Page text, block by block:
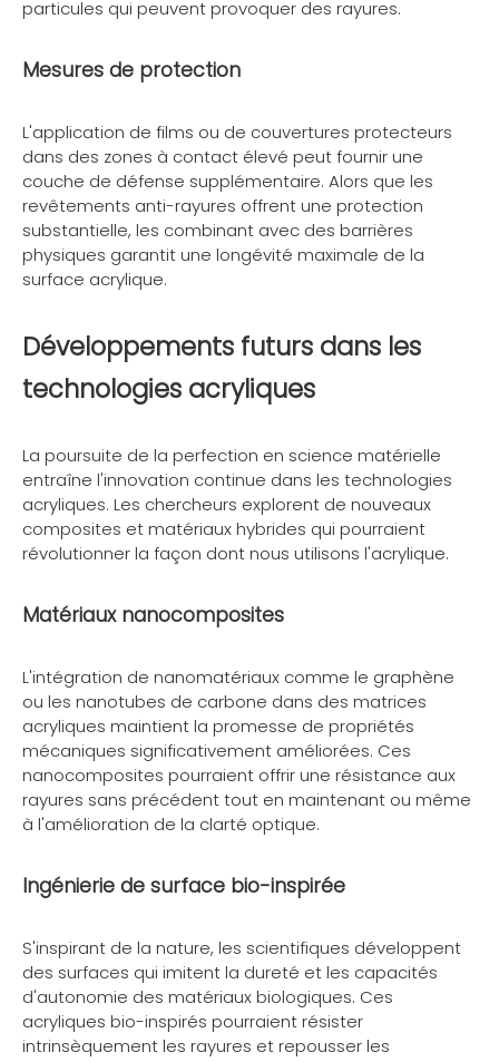
particules qui peuvent provoquer des rayures.
Mesures de protection
L'application de films ou de couvertures protecteurs
dans des zones à contact élevé peut fournir une
couche de défense supplémentaire. Alors que les
revêtements anti-rayures offrent une protection
substantielle, les combinant avec des barrières
physiques garantit une longévité maximale de la
surface acrylique.
Développements futurs dans les
technologies acryliques
La poursuite de la perfection en science matérielle
entraîne l'innovation continue dans les technologies
acryliques. Les chercheurs explorent de nouveaux
composites et matériaux hybrides qui pourraient
révolutionner la façon dont nous utilisons l'acrylique.
Matériaux nanocomposites
L'intégration de nanomatériaux comme le graphène
ou les nanotubes de carbone dans des matrices
acryliques maintient la promesse de propriétés
mécaniques significativement améliorées. Ces
nanocomposites pourraient offrir une résistance aux
rayures sans précédent tout en maintenant ou même
à l'amélioration de la clarté optique.
Ingénierie de surface bio-inspirée
S'inspirant de la nature, les scientifiques développent
des surfaces qui imitent la dureté et les capacités
d'autonomie des matériaux biologiques. Ces
acryliques bio-inspirés pourraient résister
intrinsèquement les rayures et repousser les